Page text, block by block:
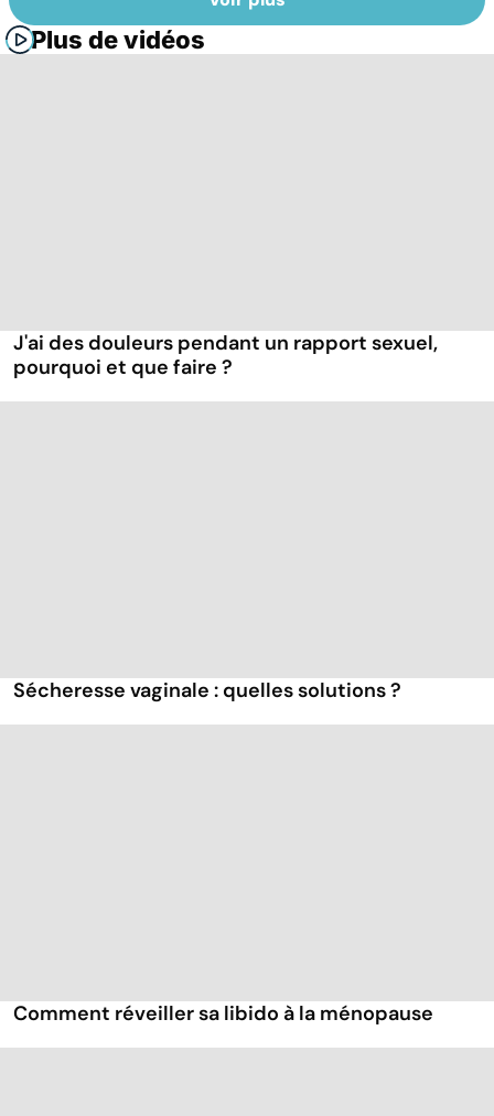
Plus de vidéos
J'ai des douleurs pendant un rapport sexuel,
pourquoi et que faire ?
Sécheresse vaginale : quelles solutions ?
Comment réveiller sa libido à la ménopause